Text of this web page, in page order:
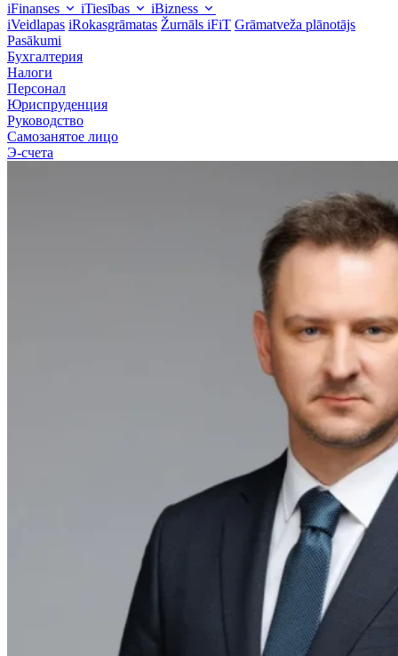
iFinanses iTiesības
iBizness
iVeidlapas iRokasgrāmatas Žurnāls iFiT Grāmatveža plānotājs
Pasākumi
Бухгалтерия
Налоги
Персонал
Юриспруденция
Руководство
Самозанятое лицо
Э-счета